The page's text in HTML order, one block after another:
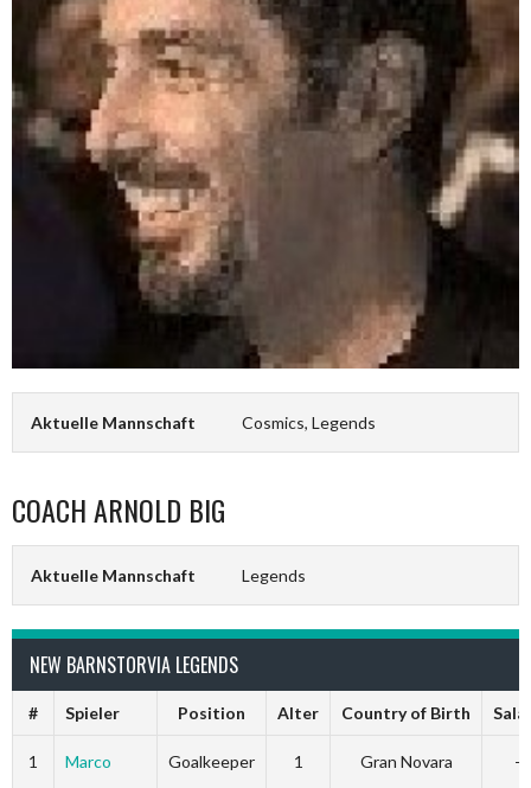
Aktuelle Mannschaft Cosmics, Legends
COACHARNOLD BIG
Aktuelle Mannschaft Legends
NEW BARNSTORVIA LEGENDS
# Spieler Position Alter Country of Birth
1
Marco
Goalkeeper 1 Gran Novara -